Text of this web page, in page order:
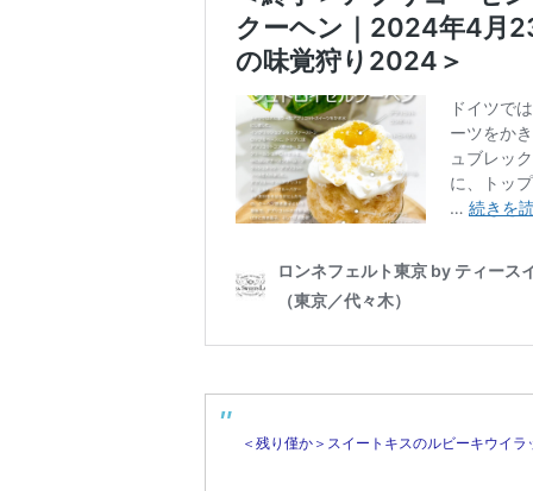
＜残り僅か＞スイートキスのルビーキウイ